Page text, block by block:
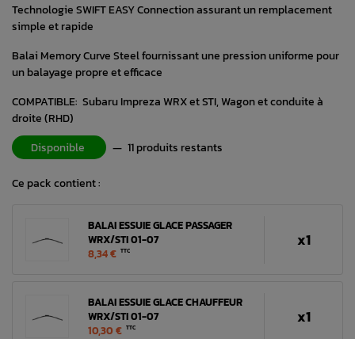
Technologie SWIFT EASY Connection assurant un remplacement
simple et rapide
Balai Memory Curve Steel fournissant une pression uniforme pour
un balayage propre et efficace
COMPATIBLE: Subaru Impreza WRX et STI, Wagon et conduite à
droite (RHD)
Disponible
— 11 produits restants
Ce pack contient :
BALAI ESSUIE GLACE PASSAGER
WRX/STI 01-07
8,34 € TTC x1
BALAI ESSUIE GLACE CHAUFFEUR
WRX/STI 01-07
10,30 € TTC x1